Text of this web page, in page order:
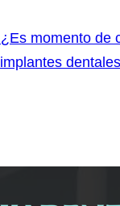
¿Es momento de
implantes